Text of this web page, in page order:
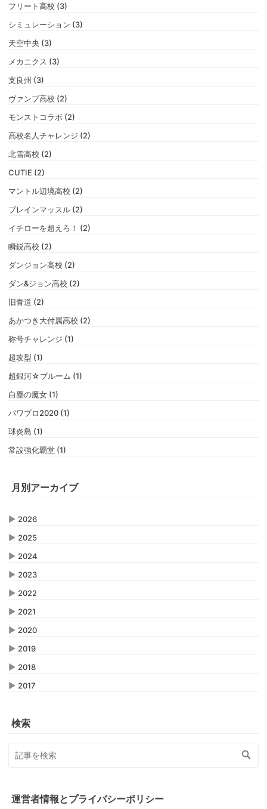
フリート高校 (3)
シミュレーション (3)
天空中央 (3)
メカニクス (3)
支良州 (3)
ヴァンプ高校 (2)
モンストコラボ (2)
高校名人チャレンジ (2)
北雪高校 (2)
CUTIE (2)
マントル辺境高校 (2)
ブレインマッスル (2)
イチローを超えろ！ (2)
瞬鋭高校 (2)
ダンジョン高校 (2)
ダン&ジョン高校 (2)
旧青道 (2)
あかつき大付属高校 (2)
称号チャレンジ (1)
超攻型 (1)
超銀河☆ブルーム (1)
白塵の魔女 (1)
パワプロ2020 (1)
球炎島 (1)
常設強化覇堂 (1)
月別アーカイブ
▶ 2026
▶ 2025
▶ 2024
▶ 2023
▶ 2022
▶ 2021
▶ 2020
▶ 2019
▶ 2018
▶ 2017
検索
運営者情報とプライバシーポリシー